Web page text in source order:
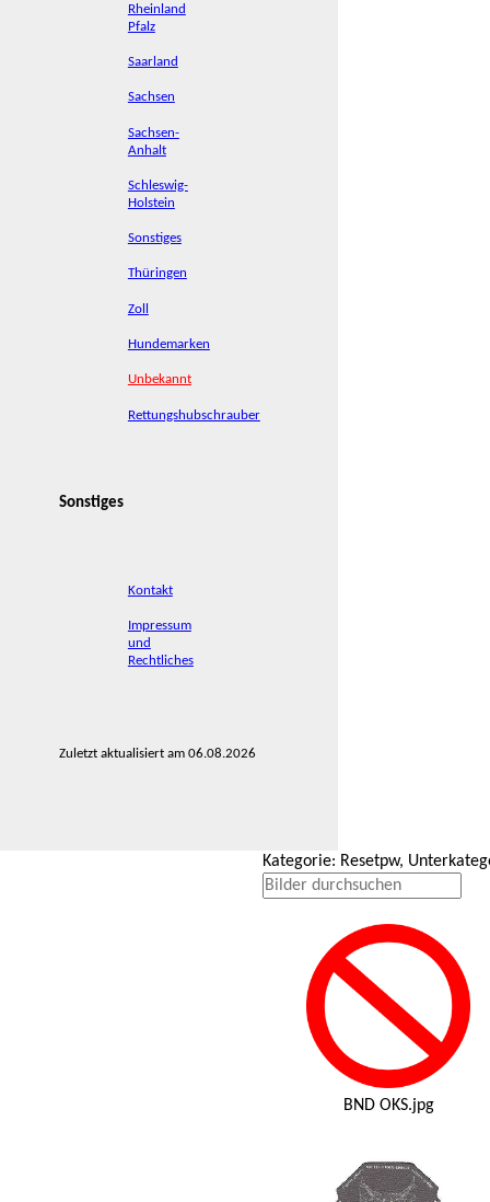
Rheinland
Pfalz
Saarland
Sachsen
Sachsen-
Anhalt
Schleswig-
Holstein
Sonstiges
Thüringen
Zoll
Hundemarken
Unbekannt
Rettungshubschrauber
Sonstiges
Kontakt
Impressum
und
Rechtliches
Zuletzt aktualisiert am 06.08.2026
Kategorie: Resetpw,
BND OKS.jpg